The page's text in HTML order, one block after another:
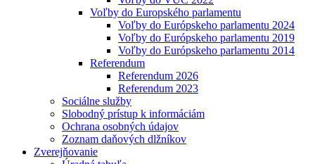
Voľby do Europského parlamentu
Voľby do Európskeho parlamentu 2024
Voľby do Európskeho parlamentu 2019
Voľby do Európskeho parlamentu 2014
Referendum
Referendum 2026
Referendum 2023
Sociálne služby
Slobodný prístup k informáciám
Ochrana osobných údajov
Zoznam daňových dlžníkov
Zverejňovanie